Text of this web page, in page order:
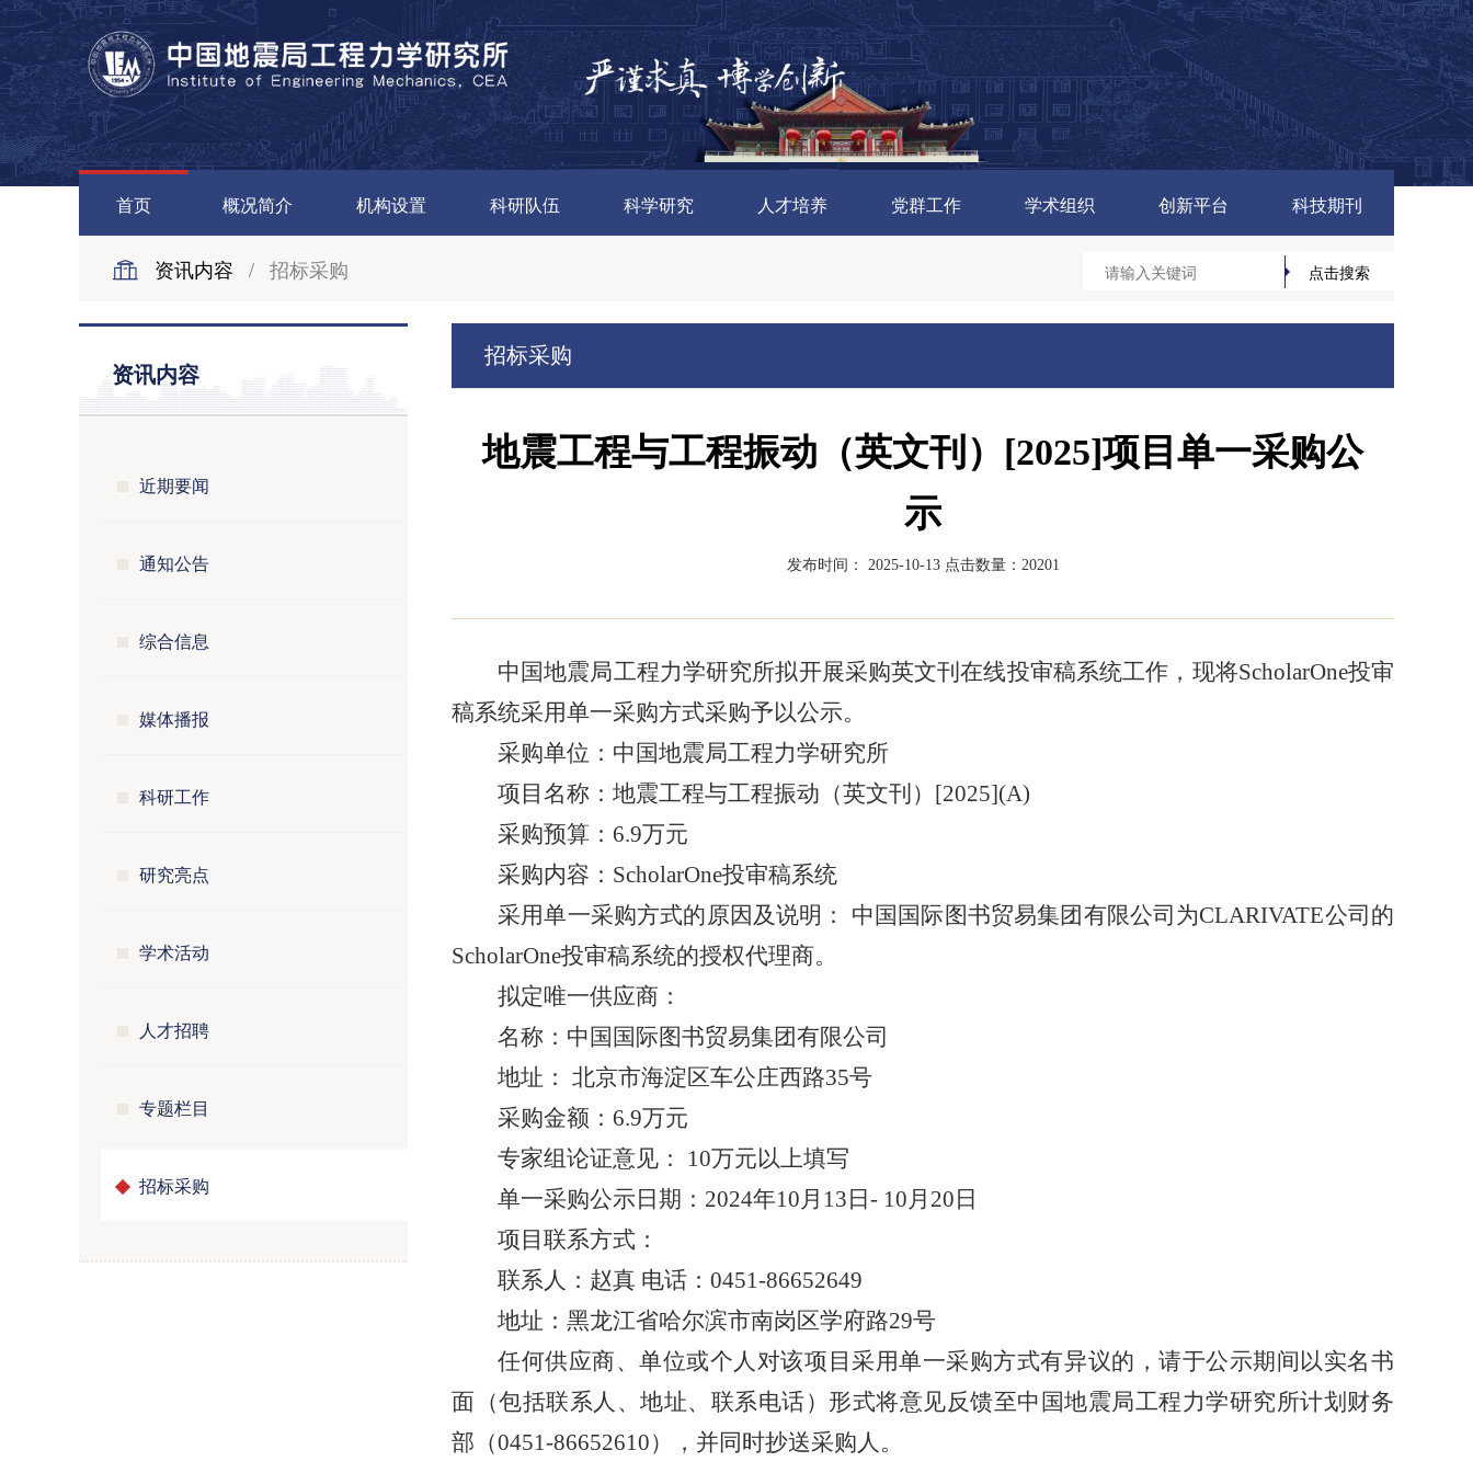
首页 概况简介 机构设置 科研队伍 科学研究 人才培养 党群工作 学术组织 创新平台 科技期刊
资讯内容 / 招标采购
资讯内容
近期要闻
通知公告
综合信息
媒体播报
科研工作
研究亮点
学术活动
人才招聘
专题栏目
招标采购
招标采购
地震工程与工程振动（英文刊）[2025]项目单一采购公
示
发布时间： 2025-10-13 点击数量：20201
中国地震局工程力学研究所拟开展采购英文刊在线投审稿系统工作，现将ScholarOne投审
稿系统采用单一采购方式采购予以公示。
采购单位：中国地震局工程力学研究所
项目名称：地震工程与工程振动（英文刊）[2025](A)
采购预算：6.9万元
采购内容：ScholarOne投审稿系统
采用单一采购方式的原因及说明： 中国国际图书贸易集团有限公司为CLARIVATE公司的
ScholarOne投审稿系统的授权代理商。
拟定唯一供应商：
名称：中国国际图书贸易集团有限公司
地址： 北京市海淀区车公庄西路35号
采购金额：6.9万元
专家组论证意见： 10万元以上填写
单一采购公示日期：2024年10月13日- 10月20日
项目联系方式：
联系人：赵真 电话：0451-86652649
地址：黑龙江省哈尔滨市南岗区学府路29号
任何供应商、单位或个人对该项目采用单一采购方式有异议的，请于公示期间以实名书
面（包括联系人、地址、联系电话）形式将意见反馈至中国地震局工程力学研究所计划财务
部（0451-86652610），并同时抄送采购人。